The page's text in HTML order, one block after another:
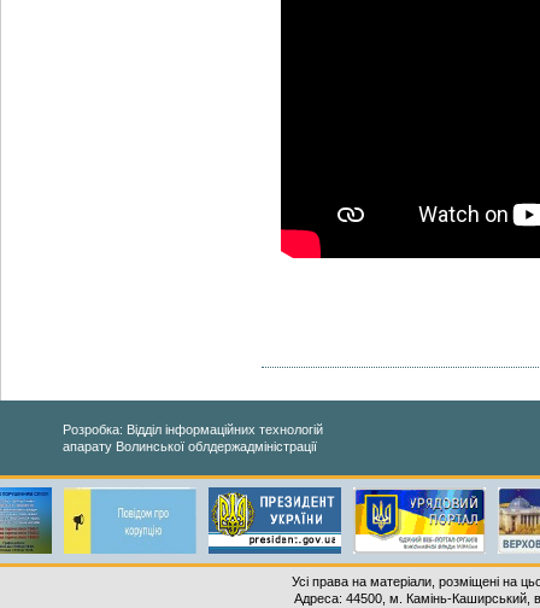
Розробка: Відділ інформаційних технологій
апарату Волинської облдержадміністрації
Усі права на матеріали, розміщені на
Адреса: 44500, м. Камінь-Каширський,